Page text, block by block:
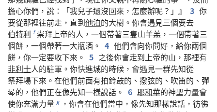
擔心你們 ， 說 ：「我兒子還沒回來 ， 怎麼辦呢？」』 3 你
要從那裡往前走 ， 直到他泊的大樹 。 你會遇見三個要去
伯特利 f 崇拜上帝的人 ， 一個帶著三隻山羊羔 ， 一個帶著三
個餅 ， 一個帶著一大瓶酒 。 4 他們會向你問好 ， 給你兩個
餅 ， 你一定要收下來 。 5 之後你會走到上帝的山 ， 那裡有
非利士人的駐軍 。 你快進城的時候 ， 會遇見一群先知從
祭拜場下來 。 在他們前面有拍鈴鼓的 、 撥弦的 、 吹笛的 、 彈
琴的 ， 他們正在像先知一樣說話 。 6 耶和華的神聖力量會
使你充滿力量 g ， 你會在他們當中 ， 像先知那樣說話 ， 彷彿